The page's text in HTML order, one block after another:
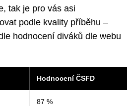
tak je pro vás asi
podle kvality příběhu –
hodnocení diváků dle webu
Hodnocení ČSFD
87 %